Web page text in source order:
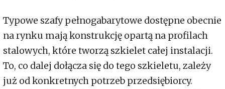
Typowe szafy pełnogabarytowe dostępne obecnie
na rynku mają konstrukcję opartą na profilach
stalowych, które tworzą szkielet całej instalacji.
To, co dalej dołącza się do tego szkieletu, zależy
już od konkretnych potrzeb przedsiębiorcy.